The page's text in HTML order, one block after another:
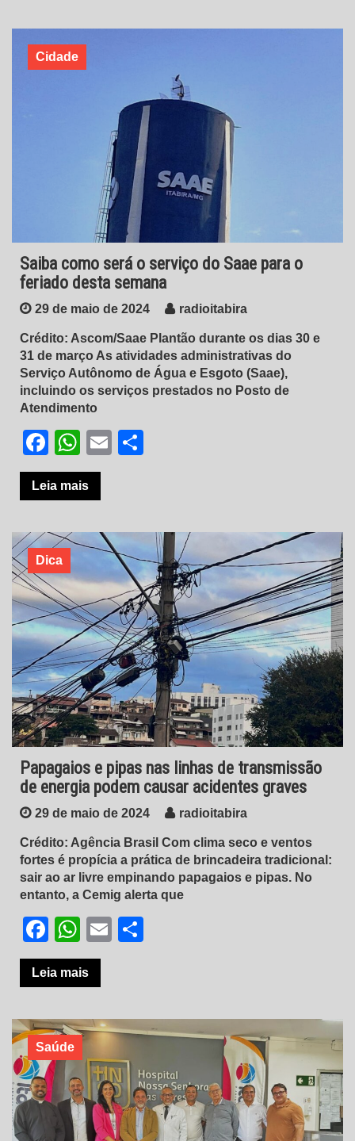
Cidade
Saiba como será o serviço do Saae para o
feriado desta semana
29 de maio de 2024 radioitabira
Crédito: Ascom/Saae Plantão durante os dias 30 e
31 de março As atividades administrativas do
Serviço Autônomo de Água e Esgoto (Saae),
incluindo os serviços prestados no Posto de
Atendimento
Facebook
WhatsApp
Email
Leia mais
Dica
Papagaios e pipas nas linhas de transmissão
de energia podem causar acidentes graves
29 de maio de 2024 radioitabira
Crédito: Agência Brasil Com clima seco e ventos
fortes é propícia a prática de brincadeira tradicional:
sair ao ar livre empinando papagaios e pipas. No
entanto, a Cemig alerta que
Facebook
WhatsApp
Email
Leia mais
Saúde